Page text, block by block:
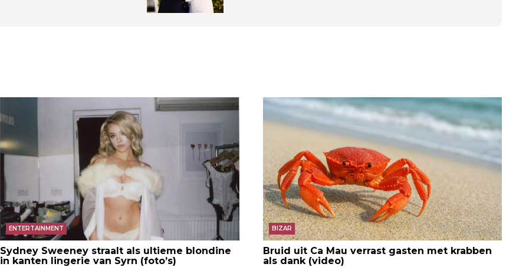
ENTERTAINMENT
Sydney Sweeney straalt als ultieme blondine
in kanten lingerie van Syrn (foto’s)
BIZAR
Bruid uit Ca Mau verrast gasten met krabben
als dank (video)